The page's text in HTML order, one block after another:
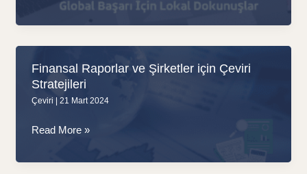
Lokalizasyonu:
İçin
Lokal
Dokunuşlar
Finansal Raporlar ve Şirketler için Çeviri
Stratejileri
Çeviri | 21 Mart 2024
Finansal
ve
Read More »